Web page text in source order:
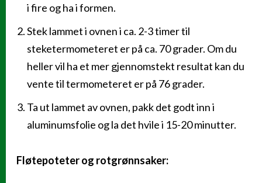
i fire og ha i formen.
Stek lammet i ovnen i ca. 2-3 timer til
steketermometeret er på ca. 70 grader. Om du
heller vil ha et mer gjennomstekt resultat kan du
vente til termometeret er på 76 grader.
Ta ut lammet av ovnen, pakk det godt inn i
aluminumsfolie og la det hvile i 15-20 minutter.
Fløtepoteter og rotgrønnsaker: